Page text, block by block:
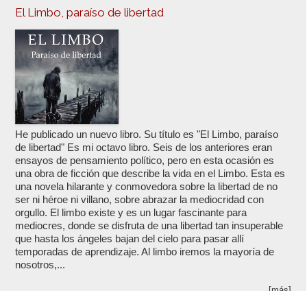
El Limbo, paraíso de libertad
He publicado un nuevo libro. Su título es "El Limbo, paraíso
de libertad" Es mi octavo libro. Seis de los anteriores eran
ensayos de pensamiento político, pero en esta ocasión es
una obra de ficción que describe la vida en el Limbo. Esta es
una novela hilarante y conmovedora sobre la libertad de no
ser ni héroe ni villano, sobre abrazar la mediocridad con
orgullo. El limbo existe y es un lugar fascinante para
mediocres, donde se disfruta de una libertad tan insuperable
que hasta los ángeles bajan del cielo para pasar allí
temporadas de aprendizaje. Al limbo iremos la mayoría de
nosotros,...